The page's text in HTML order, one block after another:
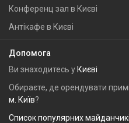
Конференц зал в Києві
Антікафе в Києві
Допомога
Ви знаходитесь у Києві
Обираєте, де орендувати
м. Київ?
Список популярних